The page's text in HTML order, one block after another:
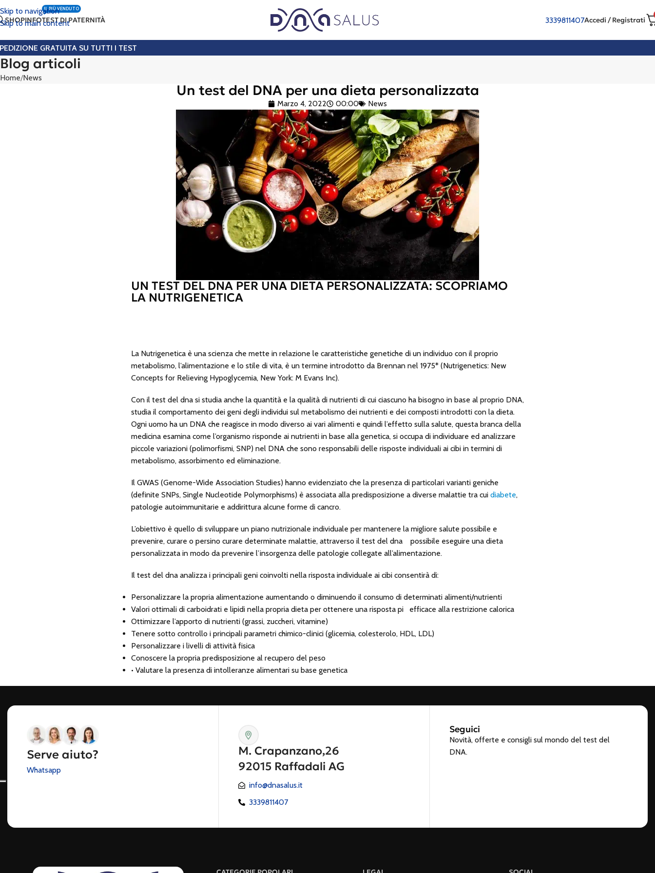
Skip to navigation
Skip to main content
SHOPINFOTEST DI PATERNITÀ
IL PIÙ VENDUTO
3339811407Accedi / Registrati
GRATUITA SU TUTTI I TEST
Blog articoli
Home News
Un test del DNA per una dieta personalizzata
Marzo 4, 2022 00:00 News
UN TEST DEL DNA PER UNA DIETA PERSONALIZZATA: SCOPRIAMO
LA NUTRIGENETICA
La Nutrigenetica è una scienza che mette in relazione le caratteristiche genetiche di un individuo con il proprio
metabolismo, l’alimentazione e lo stile di vita, è un termine introdotto da Brennan nel 1975* (Nutrigenetics: New
Concepts for Relieving Hypoglycemia, New York: M Evans Inc).
Con il test del dna si studia anche la quantità e la qualità di nutrienti di cui ciascuno ha bisogno in base al proprio DNA,
studia il comportamento dei geni degli individui sul metabolismo dei nutrienti e dei composti introdotti con la dieta.
Ogni uomo ha un DNA che reagisce in modo diverso ai vari alimenti e quindi l’effetto sulla salute, questa branca della
medicina esamina come l’organismo risponde ai nutrienti in base alla genetica, si occupa di individuare ed analizzare
piccole variazioni (polimorfismi, SNP) nel DNA che sono responsabili delle risposte individuali ai cibi in termini di
metabolismo, assorbimento ed eliminazione.
Il GWAS (Genome-Wide Association Studies) hanno evidenziato che la presenza di particolari varianti geniche
(definite SNPs, Single Nucleotide Polymorphisms) è associata alla predisposizione a diverse malattie tra cui diabete,
patologie autoimmunitarie e addirittura alcune forme di cancro.
L’obiettivo è quello di sviluppare un piano nutrizionale individuale per mantenere la migliore salute possibile e
prevenire, curare o persino curare determinate malattie, attraverso il test del dna possibile eseguire una dieta
personalizzata in modo da prevenire l’insorgenza delle patologie collegate all’alimentazione.
Il test del dna analizza i principali geni coinvolti nella risposta individuale ai cibi consentirà di:
Personalizzare la propria alimentazione aumentando o diminuendo il consumo di determinati alimenti/nutrienti
Valori ottimali di carboidrati e lipidi nella propria dieta per ottenere una risposta pi efficace alla restrizione calorica
Ottimizzare l’apporto di nutrienti (grassi, zuccheri, vitamine)
Tenere sotto controllo i principali parametri chimico-clinici (glicemia, colesterolo, HDL, LDL)
Personalizzare i livelli di attività fisica
Conoscere la propria predisposizione al recupero del peso
• Valutare la presenza di intolleranze alimentari su base genetica
Serve aiuto?
Whatsapp
M. Crapanzano,26
92015 Raffadali AG
info@dnasalus.it
3339811407
Seguici
Novità, offerte e consigli sul mondo del test del
DNA.